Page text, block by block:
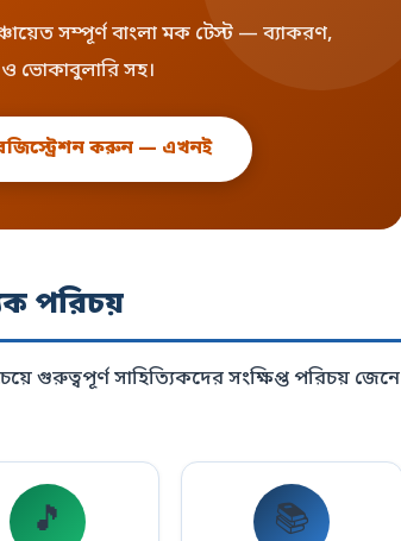
সম্পূর্ণ বাংলা মক টেস্ট — ব্যাকরণ,
ও ভোকাবুলারি সহ।
করুন — এখনই
পরিচয়
গুরুত্বপূর্ণ সাহিত্যিকদের সংক্ষিপ্ত পরিচয় জেনে
🎵 📚